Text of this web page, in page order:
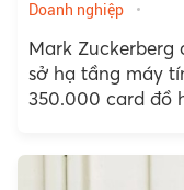
Doanh nghiệp
Mark Zuckerberg
sở hạ tầng máy
350.000 card đồ